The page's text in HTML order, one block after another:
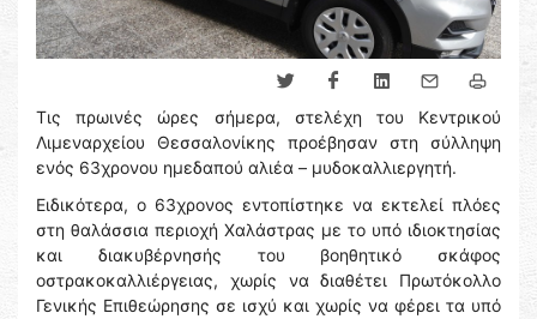
Τις πρωινές ώρες σήμερα, στελέχη του Κεντρικού
Λιμεναρχείου Θεσσαλονίκης προέβησαν στη σύλληψη
ενός 63χρονου ημεδαπού αλιέα – μυδοκαλλιεργητή.
Ειδικότερα, ο 63χρονος εντοπίστηκε να εκτελεί πλόες
στη θαλάσσια περιοχή Χαλάστρας με το υπό ιδιοκτησίας
και διακυβέρνησής του βοηθητικό σκάφος
οστρακοκαλλιέργειας, χωρίς να διαθέτει Πρωτόκολλο
Γενικής Επιθεώρησης σε ισχύ και χωρίς να φέρει τα υπό